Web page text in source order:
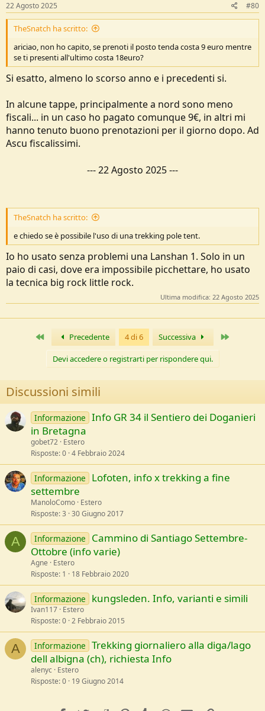
letteralmente correre, cosa che ho fatto per accaparrarmi l'ultima
piazzola ad Asinau, vicino alla piattaforma dell'elicottero, ma
racconterò anche di questo più nel dettaglio
22 Agosto 2025 #80
TheSnatch ha scritto:
ariciao, non ho capito, se prenoti il posto tenda costa 9 euro mentre
se ti presenti all'ultimo costa 18euro?
Si esatto, almeno lo scorso anno e i precedenti si.
In alcune tappe, principalmente a nord sono meno
fiscali... in un caso ho pagato comunque 9€, in altri mi
hanno tenuto buono prenotazioni per il giorno dopo. Ad
Ascu fiscalissimi.
---22 Agosto 2025---
TheSnatch ha scritto:
e chiedo se è possibile l'uso di una trekking pole tent.
Io ho usato senza problemi una Lanshan 1. Solo in un
paio di casi, dove era impossibile picchettare, ho usato
la tecnica big rock little rock.
Ultima modifica: 22 Agosto 2025
Primo Precedente 4 di 6 Successiva
Devi accedere o registrarti per rispondere qui.
Discussioni simili
Informazione Info GR 34 il Sentiero dei Doganieri
in Bretagna
gobet72 Estero
Risposte 0 4 Febbraio 2024
Informazione
Lofoten, info x trekking a fine
settembre
ManoloComo Estero
Risposte 3 30 Giugno 2017
A Informazione
Cammino di Santiago Settembre-
Ottobre (info varie)
Agne
Estero
Risposte 1 18 Febbraio 2020
Informazione kungsleden. Info, varianti e simili
Ivan117 Estero
Risposte 0 2 Febbraio 2015
A Informazione Trekking giornaliero alla diga/lago
dell albigna (ch), richiesta Info
alenyc Estero
Risposte 0 19 Giugno 2014